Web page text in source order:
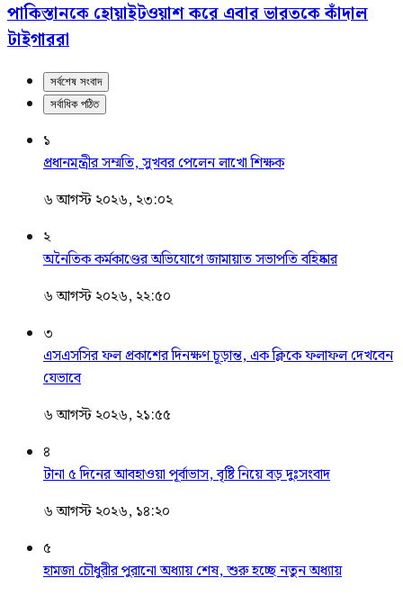
পাকিস্তানকে হোয়াইটওয়াশ করে এবার ভারতকে কাঁদাল
টাইগাররা
সর্বশেষ সংবাদ
সর্বাধিক পঠিত
১
প্রধানমন্ত্রীর সম্মতি, সুখবর পেলেন লাখো শিক্ষক
৬ আগস্ট ২০২৬, ২৩:০২
২
অনৈতিক কর্মকাণ্ডের অভিযোগে জামায়াত সভাপতি বহিষ্কার
৬ আগস্ট ২০২৬, ২২:৫০
৩
এসএসসির ফল প্রকাশের দিনক্ষণ চূড়ান্ত, এক ক্লিকে ফলাফল দেখবেন
যেভাবে
৬ আগস্ট ২০২৬, ২১:৫৫
৪
টানা ৫ দিনের আবহাওয়া পূর্বাভাস, বৃষ্টি নিয়ে বড় দুঃসংবাদ
৬ আগস্ট ২০২৬, ১৪:২০
৫
হামজা চৌধুরীর পুরানো অধ্যায় শেষ, শুরু হচ্ছে নতুন অধ্যায়